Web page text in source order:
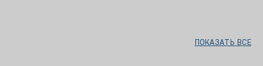
ПОКАЗАТЬ ВСЕ